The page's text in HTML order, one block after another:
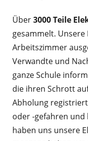
Über3000 Teile
gesammelt.
Arbeitszimmer
Verwandte und
ganze Schule
die ihren Schrott
Abholung
oder -gefahren und
haben uns unsere